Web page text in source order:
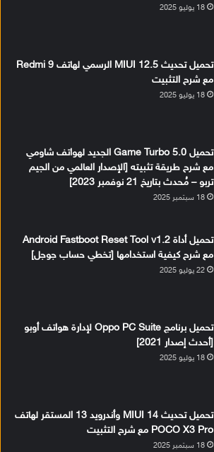
18 يوليو 2025
تحميل تحديث MIUI 12.5 الرسمي لهاتف Redmi 9
مع شرح التثبيت
18 يوليو 2025
تحميل Game Turbo 5.0 الجديد لهواتف شاومي
مع شرح طريقة تثبيته [الإصدار العالمي من الجيم
تربو – مُحدث بتاريخ 21 نوفمبر 2023]
18 سبتمبر 2025
تحميل أداة Android Fastboot Reset Tool v1.2
مع شرح كيفية استخدامها [تخطي حساب جوجل]
22 يوليو 2025
تحميل برنامج Oppo PC Suite لإدارة هواتف أوبو
[أحدث إصدار 2021]
18 يوليو 2025
تحميل تحديث MIUI 14 وأندرويد 13 المستقر لهاتف
POCO X3 Pro مع شرح التثبيت
18 سبتمبر 2025